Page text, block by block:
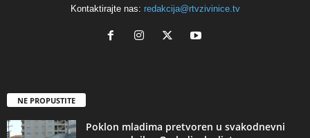
Kontaktirajte nas: redakcija@rtvzivinice.tv
NE PROPUSTITE
Poklon mladima pretvoren u svakodnevni